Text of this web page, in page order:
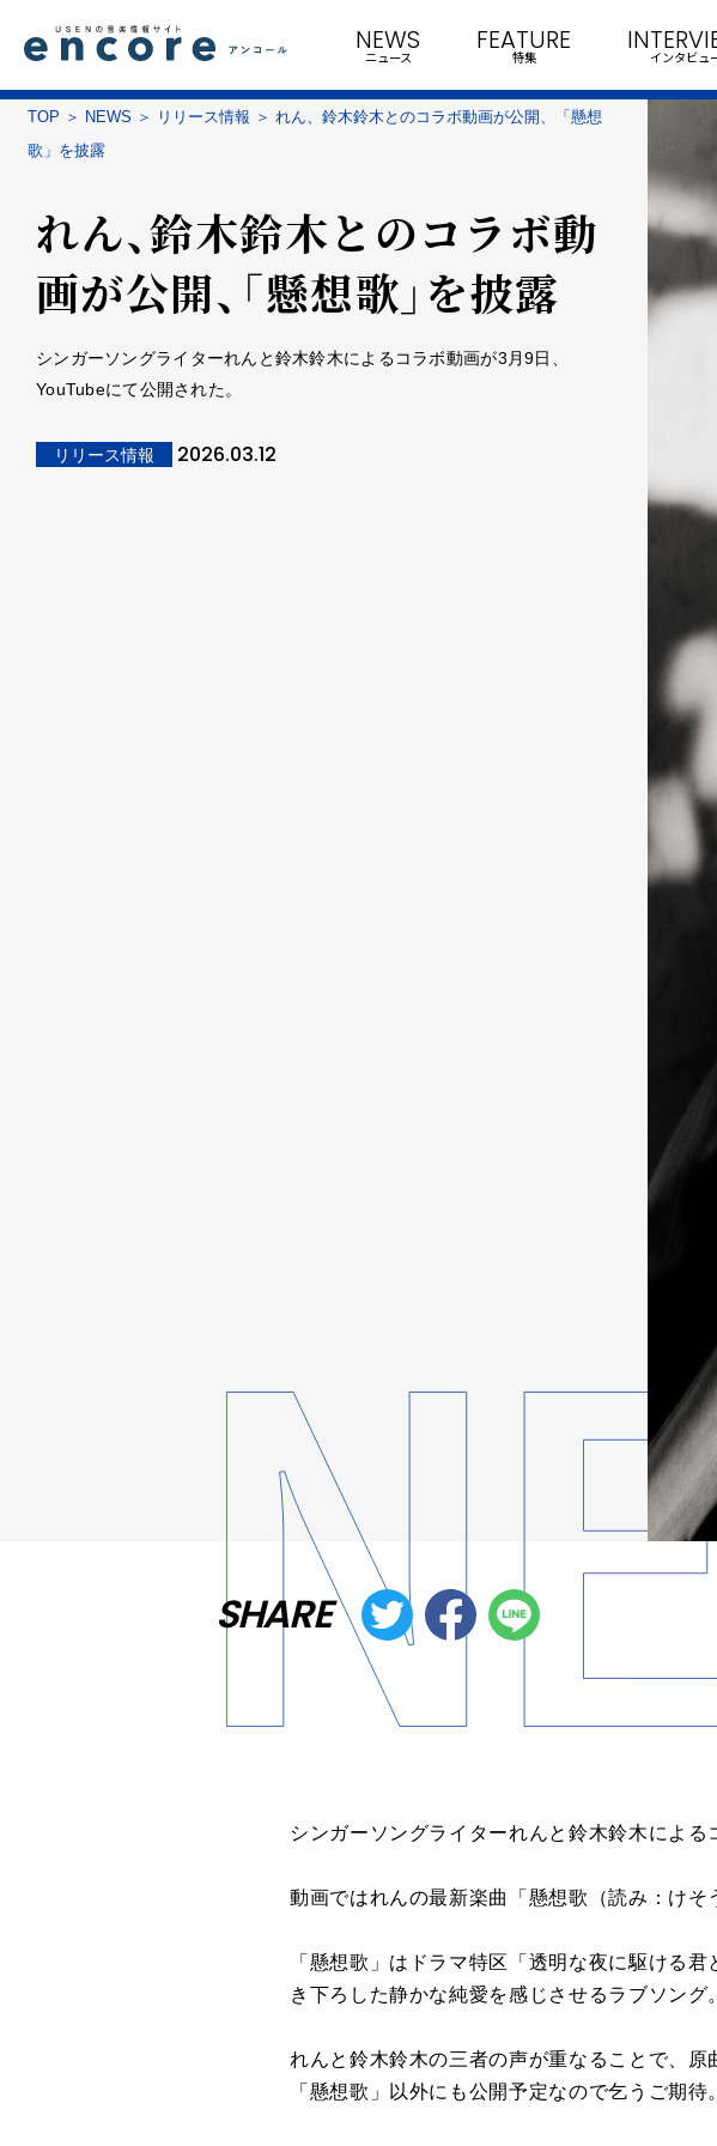
NEWS
ニュース
FEATURE
特集 インタビュ
TOP NEWS リリース情報
れん、鈴木鈴木とのコラボ動画が公開、「懸想
歌」を披露
れん、鈴木鈴木とのコラボ動
画が公開、「懸想歌」を披露
シンガーソングライターれんと鈴木鈴木によるコラボ動画が3月9日、
YouTubeにて公開された。
リリース情報 2026.03.12
SHARE
シンガーソングライターれんと鈴木鈴木によ
動画ではれんの最新楽曲「懸想歌（読み：けそ
「懸想歌」はドラマ特区「透明な夜に駆ける
き下ろした静かな純愛を感じさせるラブソング。
れんと鈴木鈴木の三者の声が重なることで、
「懸想歌」以外にも公開予定なので乞うご期待。